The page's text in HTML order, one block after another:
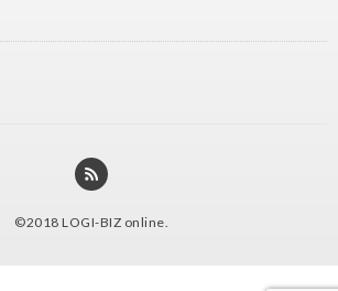
©2018 LOGI-BIZ online